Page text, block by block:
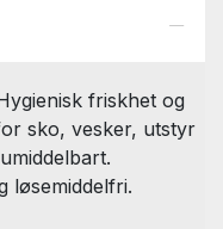
friskhet og
sko, vesker, utstyr
løsemiddelfri.